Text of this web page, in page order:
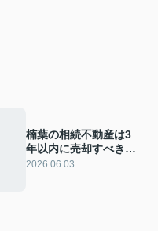
楠葉の相続不動産は3
年以内に売却すべき
か？取得費加算の特例
2026.06.03